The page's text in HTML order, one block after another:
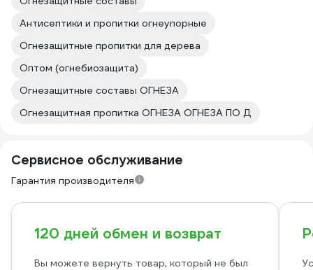
Антисептики и пропитки огнеупорные
Огнезащитные пропитки для дерева
Оптом (огнебиозащита)
Огнезащитные составы ОГНЕЗА
Огнезащитная пропитка ОГНЕЗА ОГНЕЗА ПО Д
Сервисное обслуживание
Гарантия производителя
120 дней обмен и возврат
Вы можете вернуть товар, который не был